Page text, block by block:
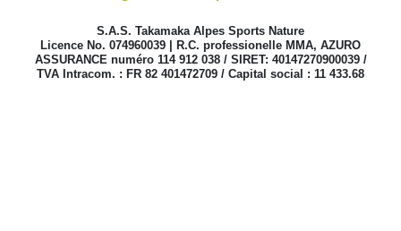
S.A.S. Takamaka Alpes Sports Nature
Licence No. 074960039 | R.C. professionelle MMA, AZURO
ASSURANCE numéro 114 912 038 / SIRET: 40147270900039 /
TVA Intracom. : FR 82 401472709 / Capital social : 11 433.68